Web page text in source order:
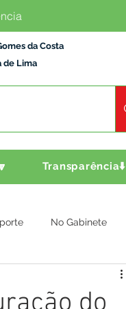
da Costa
de Lima
Transparência⬇️
No Gabinete
Agricultura e Produção